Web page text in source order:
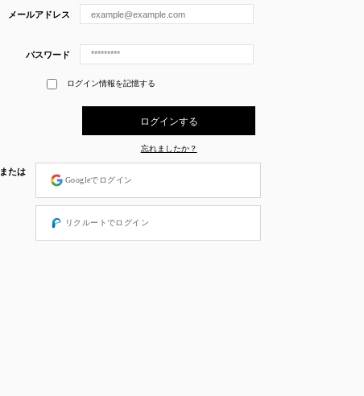
メールアドレス
パスワード
ログイン情報を記憶する
忘れましたか？
または
Googleでログイン
リクルートでログイン